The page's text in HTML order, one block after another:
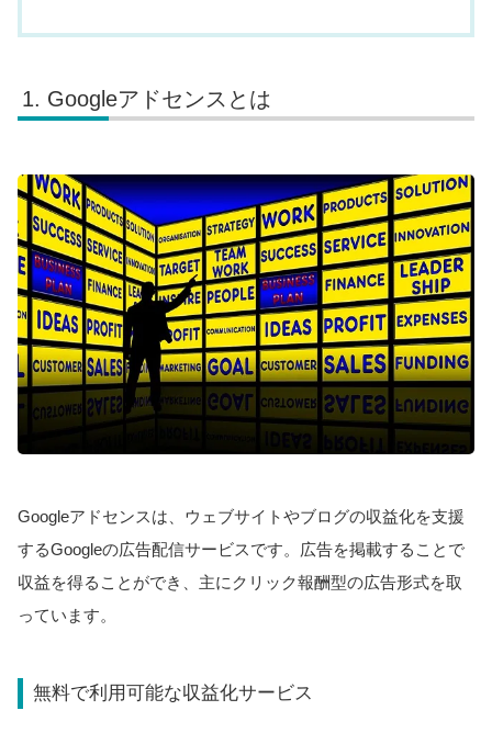
Googleアドセンスとは
Googleアドセンスは、ウェブサイトやブログの収益化を支援
するGoogleの広告配信サービスです。広告を掲載することで
収益を得ることができ、主にクリック報酬型の広告形式を取
っています。
無料で利用可能な収益化サービス